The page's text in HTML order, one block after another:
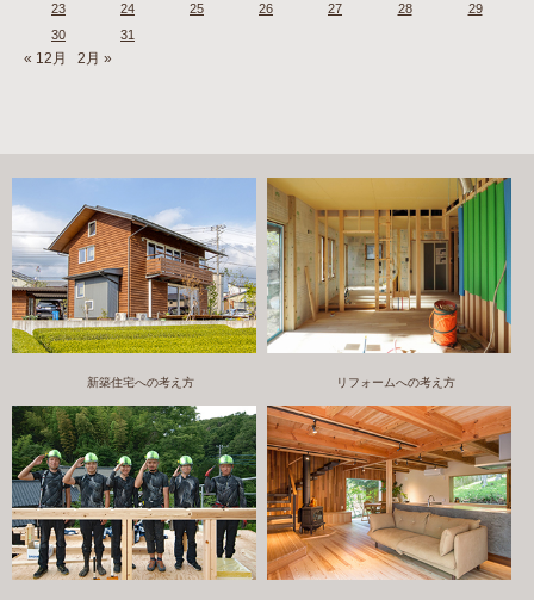
23
24 25 26 27 28
29
30
31
« 12月 2月 »
新築住宅への考え方 リフォームへの考え方